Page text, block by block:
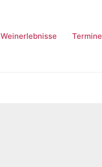
Weinerlebnisse Termine